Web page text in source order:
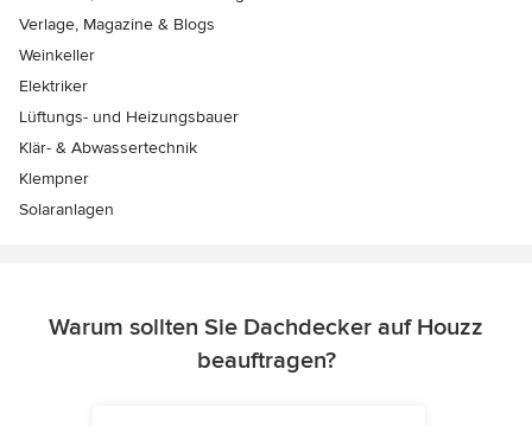
Verlage, Magazine & Blogs
Weinkeller
Elektriker
Lüftungs- und Heizungsbauer
Klär- & Abwassertechnik
Klempner
Solaranlagen
Warum sollten Sie Dachdecker auf Houzz
beauftragen?